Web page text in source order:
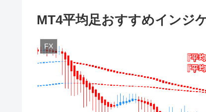
MT4平均足おすすめインジ
FX